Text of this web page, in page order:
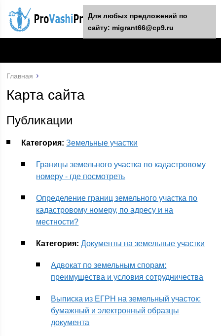
Главная
Карта сайта
Публикации
Категория: Земельные участки
Границы земельного участка по кадастровому
номеру - где посмотреть
Определение границ земельного участка по
кадастровому номеру, по адресу и на
местности?
Категория: Документы на земельные участки
Адвокат по земельным спорам:
преимущества и условия сотрудничества
Выписка из ЕГРН на земельный участок:
бумажный и электронный образцы
документа
Для любых предложений по
сайту: migrant66@cp9.ru